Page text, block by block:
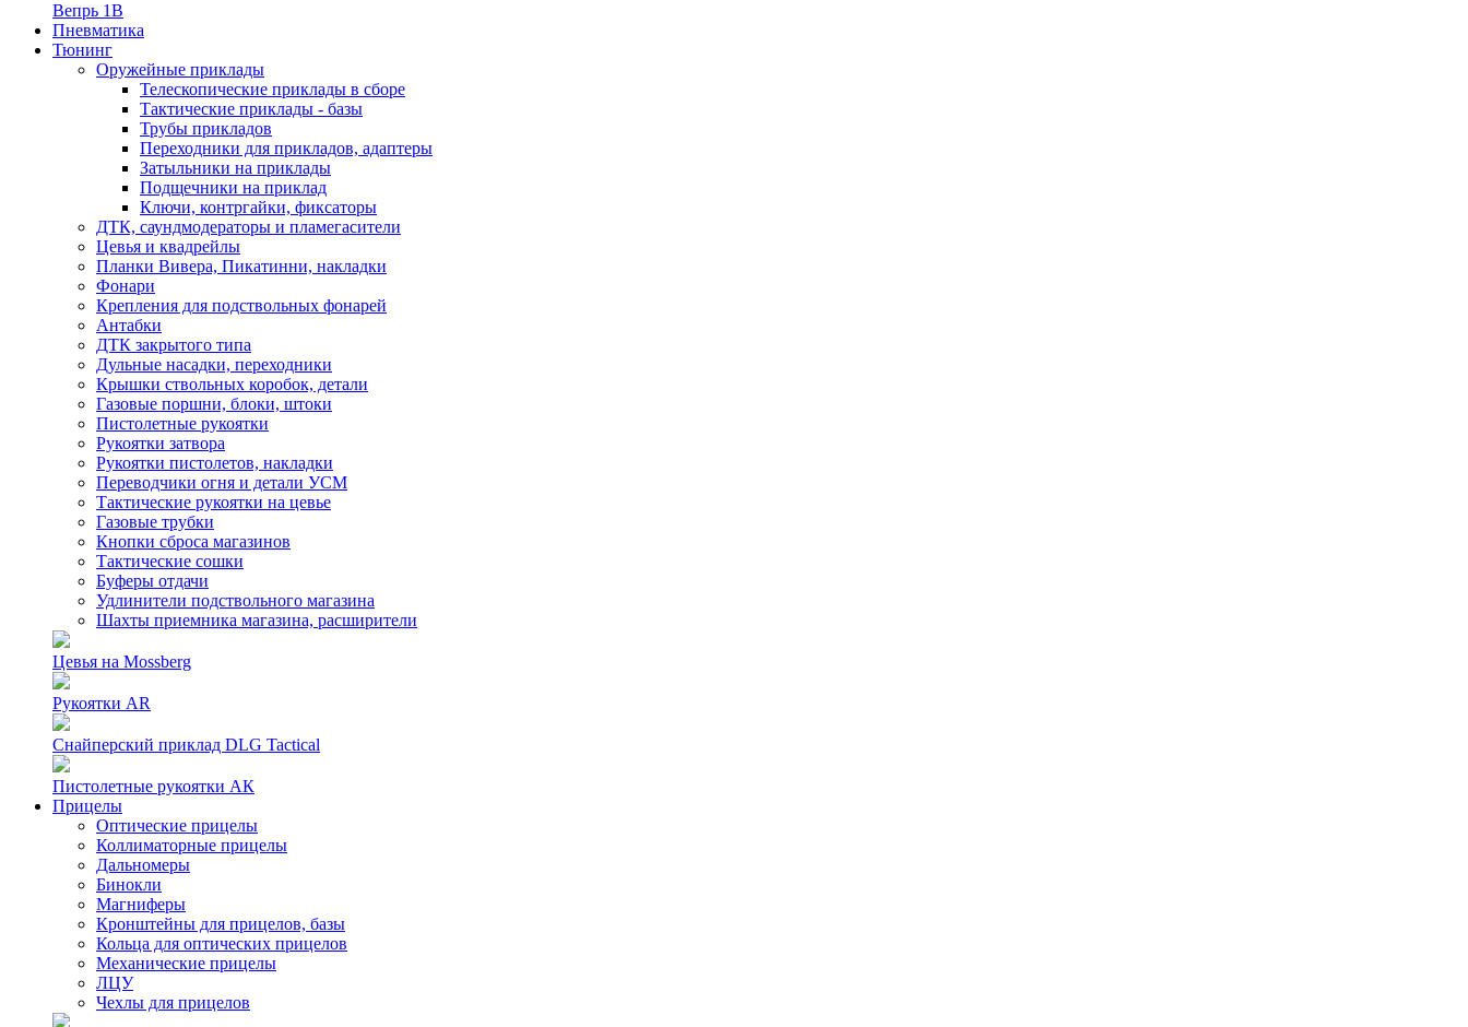
Вепрь 1В
Пневматика
Тюнинг
Оружейные приклады
Телескопические приклады в сборе
Тактические приклады - базы
Трубы прикладов
Переходники для прикладов, адаптеры
Затыльники на приклады
Подщечники на приклад
Ключи, контргайки, фиксаторы
ДТК, саундмодераторы и пламегасители
Цевья и квадрейлы
Планки Вивера, Пикатинни, накладки
Фонари
Крепления для подствольных фонарей
Антабки
ДТК закрытого типа
Дульные насадки, переходники
Крышки ствольных коробок, детали
Газовые поршни, блоки, штоки
Пистолетные рукоятки
Рукоятки затвора
Рукоятки пистолетов, накладки
Переводчики огня и детали УСМ
Тактические рукоятки на цевье
Газовые трубки
Кнопки сброса магазинов
Тактические сошки
Буферы отдачи
Удлинители подствольного магазина
Шахты приемника магазина, расширители
Цевья на Mossberg
Рукоятки AR
Снайперский приклад DLG Tactical
Пистолетные рукоятки АК
Прицелы
Оптические прицелы
Коллиматорные прицелы
Дальномеры
Бинокли
Магниферы
Кронштейны для прицелов, базы
Кольца для оптических прицелов
Механические прицелы
ЛЦУ
Чехлы для прицелов